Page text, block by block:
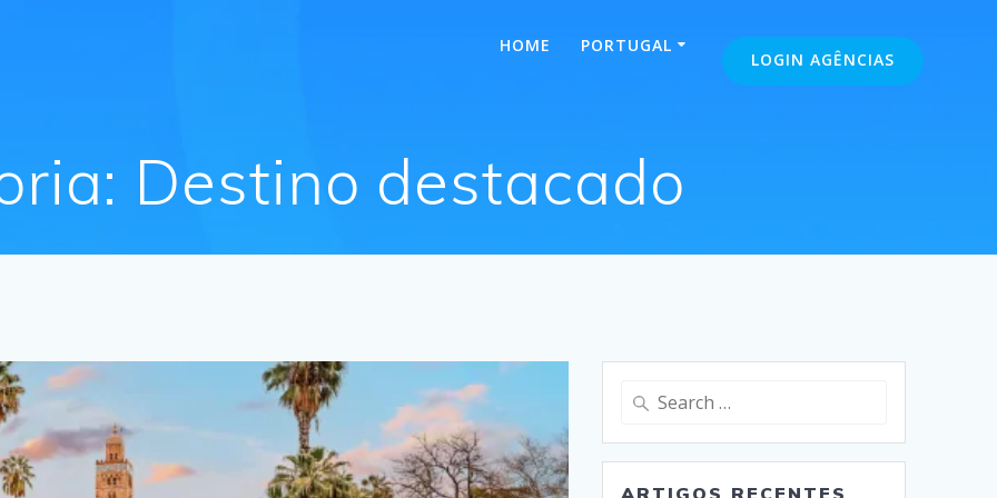
HOME PORTUGAL
LOGIN AGÊNCIAS
Destino destacado
Search
ARTIGOS RECENTES